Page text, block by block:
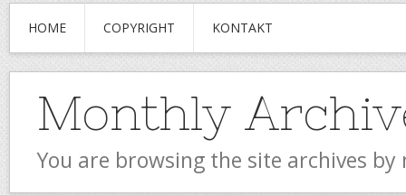
HOME COPYRIGHT KONTAKT
Monthly
You are browsing the site archives